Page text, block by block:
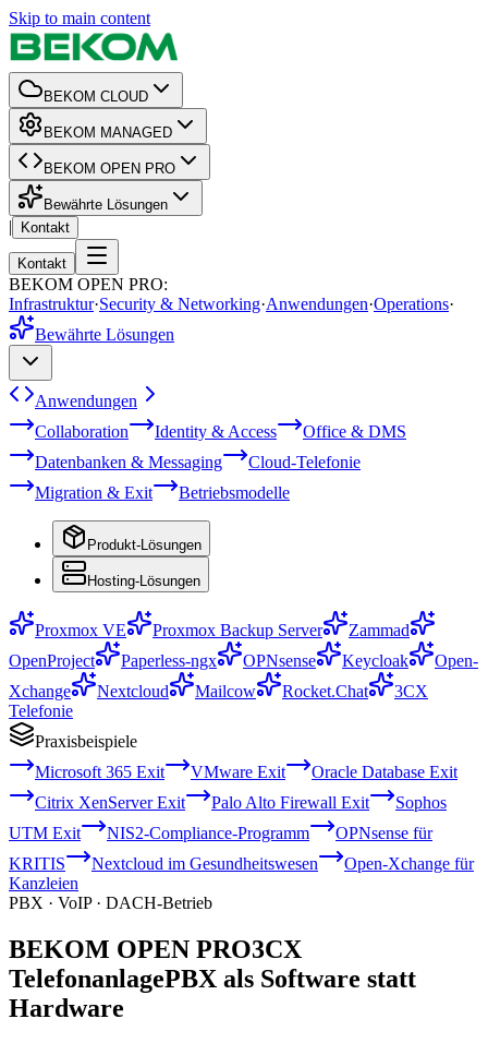
Skip to main content
BEKOM CLOUD
BEKOM MANAGED
BEKOM OPEN PRO
Bewährte Lösungen
| Kontakt
Kontakt
BEKOM OPEN PRO:
Infrastruktur·Security & Networking·Anwendungen·Operations·
Bewährte Lösungen
Anwendungen
Collaboration
Identity & Access
Office & DMS
Datenbanken & Messaging
Cloud-Telefonie
Migration & Exit
Betriebsmodelle
Produkt-Lösungen
Hosting-Lösungen
Proxmox VE Proxmox Backup Server
Zammad
OpenProject
Paperless-ngx OPNsense Keycloak
Open-
Xchange
Nextcloud Mailcow Rocket.Chat
3CX
Telefonie
Praxisbeispiele
Microsoft 365 Exit
VMware Exit
Oracle Database Exit
Citrix XenServer Exit
Palo Alto Firewall Exit
Sophos
UTM Exit
NIS2-Compliance-Programm
OPNsense für
KRITIS
Nextcloud im Gesundheitswesen
Open-Xchange für
Kanzleien
PBX · VoIP · DACH-Betrieb
BEKOM OPEN PRO3CX
TelefonanlagePBX als Software statt
Hardware